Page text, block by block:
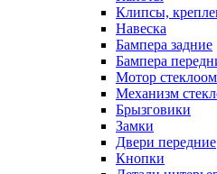
Клипсы,
Навеска
Бампера задние
Бампера
Мотор
Механизм
Брызговики
Замки
Двери передние
Кнопки